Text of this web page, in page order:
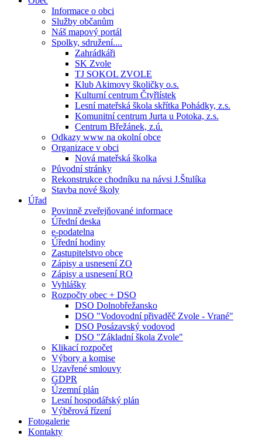
Informace o obci
Služby občanům
Náš mapový portál
Spolky, sdružení....
Zahrádkáři
SK Zvole
TJ SOKOL ZVOLE
Klub Akimovy školičky o.s.
Kulturní centrum Čtyřlístek
Lesní mateřská škola skřítka Pohádky, z.s.
Komunitní centrum Jurta u Potoka, z.s.
Centrum Břežánek, z.ú.
Odkazy www na okolní obce
Organizace v obci
Nová mateřská školka
Původní stránky
Rekonstrukce chodníku na návsi J.Štulíka
Stavba nové školy
Úřad
Povinně zveřejňované informace
Úřední deska
e-podatelna
Úřední hodiny
Zastupitelstvo obce
Zápisy a usnesení ZO
Zápisy a usnesení RO
Vyhlášky
Rozpočty obec + DSO
DSO Dolnobřežansko
DSO "Vodovodní přivaděč Zvole - Vrané"
DSO Posázavský vodovod
DSO "Základní škola Zvole"
Klikací rozpočet
Výbory a komise
Uzavřené smlouvy
GDPR
Územní plán
Lesní hospodářský plán
Výběrová řízení
Fotogalerie
Kontakty